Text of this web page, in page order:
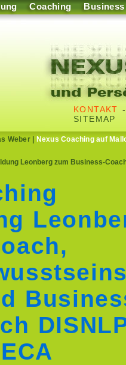
Coaching Business
KONTAKT
SITEMAP
Weber| Nexus Coaching auf
Leonberg zum Business-